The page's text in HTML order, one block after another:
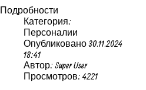
Подробности
Категория:
Персоналии
Опубликовано 30.11.2024
18:41
Автор: Super User
Просмотров: 4221